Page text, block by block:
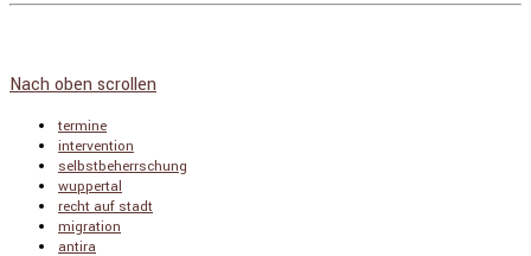
Nach oben scrollen
termine
intervention
selbstbeherrschung
wuppertal
recht auf stadt
migration
antira